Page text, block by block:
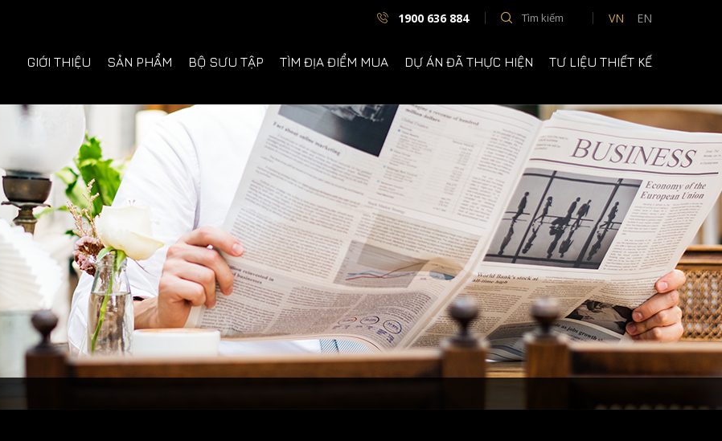
1900 636 884 VN EN
GIỚI THIỆU SẢN PHẨM BỘ SƯU TẬP TÌM ĐỊA ĐIỂM MUA DỰ ÁN ĐÃ THỰC HIỆN TƯ LIỆU THIẾT KẾ